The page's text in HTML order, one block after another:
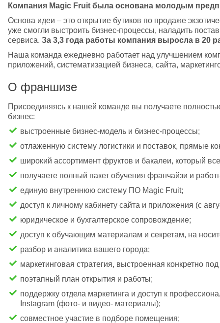
Компания Magic Fruit была основана молодым
Основа идеи – это открытие бутиков по продаже
уже смогли выстроить бизнес-процессы, наладить
сервиса. За 3,3 года работы компания выросла в 20
Наша команда ежедневно работает над улучшением
приложений, систематизацией бизнеса, сайта,
О франшизе
Присоединяясь к нашей команде вы получаете
бизнес:
выстроенные бизнес-модель и бизнес-процессы;
отлаженную систему логистики и поставок, прямые
широкий ассортимент фруктов и бакалеи, который
получаете полный пакет обучения франчайзи и
единую внутреннюю систему ПО Magic Fruit;
доступ к личному кабинету сайта и приложения (с
юридическое и бухгалтерское сопровождение;
доступ к обучающим материалам и секретам, на
разбор и аналитика вашего города;
маркетинговая стратегия, выстроенная конкретно
поэтапный план открытия и работы;
поддержку отдела маркетинга и доступ к
Instagram (фото- и видео- материалы);
совместное участие в подборе помещения;